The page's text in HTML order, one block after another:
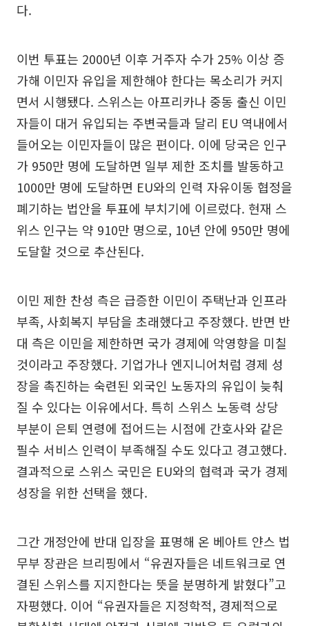
다.
이번 투표는 2000년 이후 거주자 수가 25% 이상 증
가해 이민자 유입을 제한해야 한다는 목소리가 커지
면서 시행됐다. 스위스는 아프리카나 중동 출신 이민
자들이 대거 유입되는 주변국들과 달리 EU 역내에서
들어오는 이민자들이 많은 편이다. 이에 당국은 인구
가 950만 명에 도달하면 일부 제한 조치를 발동하고
1000만 명에 도달하면 EU와의 인력 자유이동 협정을
폐기하는 법안을 투표에 부치기에 이르렀다. 현재 스
위스 인구는 약 910만 명으로, 10년 안에 950만 명에
도달할 것으로 추산된다.
이민 제한 찬성 측은 급증한 이민이 주택난과 인프라
부족, 사회복지 부담을 초래했다고 주장했다. 반면 반
대 측은 이민을 제한하면 국가 경제에 악영향을 미칠
것이라고 주장했다. 기업가나 엔지니어처럼 경제 성
장을 촉진하는 숙련된 외국인 노동자의 유입이 늦춰
질 수 있다는 이유에서다. 특히 스위스 노동력 상당
부분이 은퇴 연령에 접어드는 시점에 간호사와 같은
필수 서비스 인력이 부족해질 수도 있다고 경고했다.
결과적으로 스위스 국민은 EU와의 협력과 국가 경제
성장을 위한 선택을 했다.
그간 개정안에 반대 입장을 표명해 온 베아트 얀스 법
무부 장관은 브리핑에서 “유권자들은 네트워크로 연
결된 스위스를 지지한다는 뜻을 분명하게 밝혔다”고
자평했다. 이어 “유권자들은 지정학적, 경제적으로